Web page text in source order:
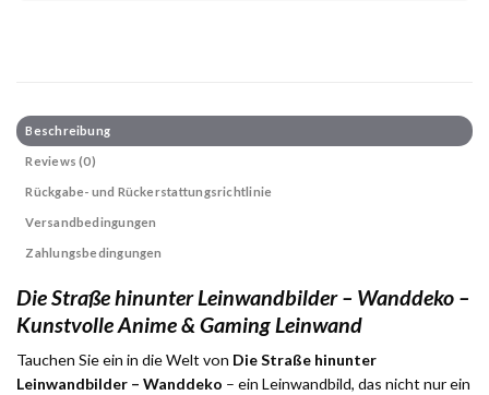
Beschreibung
Reviews (0)
Rückgabe- und Rückerstattungsrichtlinie
Versandbedingungen
Zahlungsbedingungen
Die Straße hinunter Leinwandbilder – Wanddeko –
Kunstvolle Anime & Gaming Leinwand
Tauchen Sie ein in die Welt von Die Straße hinunter
Leinwandbilder – Wanddeko – ein Leinwandbild, das nicht nur ein